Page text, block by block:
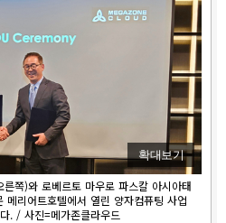
확대보기
쪽)와 로베르토 마우로 파스칼 아시아태
리어트호텔에서 열린 양자컴퓨팅 사업
. / 사진=메가존클라우드